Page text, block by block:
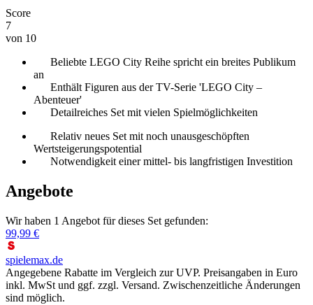
Score
7
von 10
Beliebte LEGO City Reihe spricht ein breites Publikum
an
Enthält Figuren aus der TV-Serie 'LEGO City –
Abenteuer'
Detailreiches Set mit vielen Spielmöglichkeiten
Relativ neues Set mit noch unausgeschöpften
Wertsteigerungspotential
Notwendigkeit einer mittel- bis langfristigen Investition
Angebote
Wir haben 1 Angebot für dieses Set gefunden:
99,99 €
spielemax.de
Angegebene Rabatte im Vergleich zur UVP. Preisangaben in Euro
inkl. MwSt und ggf. zzgl. Versand. Zwischenzeitliche Änderungen
sind möglich.